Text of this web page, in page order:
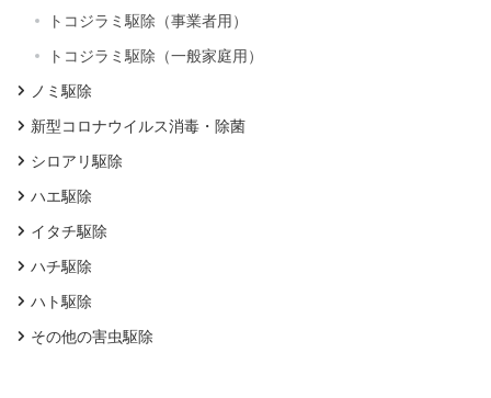
トコジラミ駆除（事業者用）
トコジラミ駆除（一般家庭用）
ノミ駆除
新型コロナウイルス消毒・除菌
シロアリ駆除
ハエ駆除
イタチ駆除
ハチ駆除
ハト駆除
その他の害虫駆除